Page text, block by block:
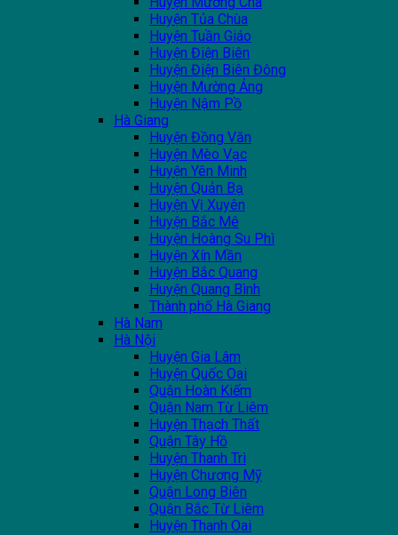
Huyện Tủa Chùa
Huyện Tuần Giáo
Huyện Điện Biên
Huyện Điện Biên Đông
Huyện Mường Ảng
Huyện Nậm Pồ
Hà Giang
Huyện Đồng Văn
Huyện Mèo Vạc
Huyện Yên Minh
Huyện Quản Bạ
Huyện Vị Xuyên
Huyện Bắc Mê
Huyện Hoàng Su Phì
Huyện Xín Mần
Huyện Bắc Quang
Huyện Quang Bình
Thành phố Hà Giang
Hà Nam
Hà Nội
Huyện Gia Lâm
Huyện Quốc Oai
Quận Hoàn Kiếm
Quận Nam Từ Liêm
Huyện Thạch Thất
Quận Tây Hồ
Huyện Thanh Trì
Huyện Chương Mỹ
Quận Long Biên
Quận Bắc Từ Liêm
Huyện Thanh Oai